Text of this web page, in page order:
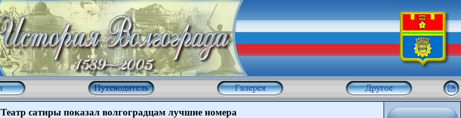
Театр сатиры показал волгоградцам лучшие номера